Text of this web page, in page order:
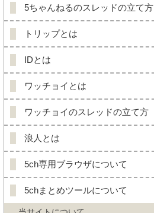
5ちゃんねるのスレッドの立て方
トリップとは
IDとは
ワッチョイとは
ワッチョイのスレッドの立て方
浪人とは
5ch専用ブラウザについて
5chまとめツールについて